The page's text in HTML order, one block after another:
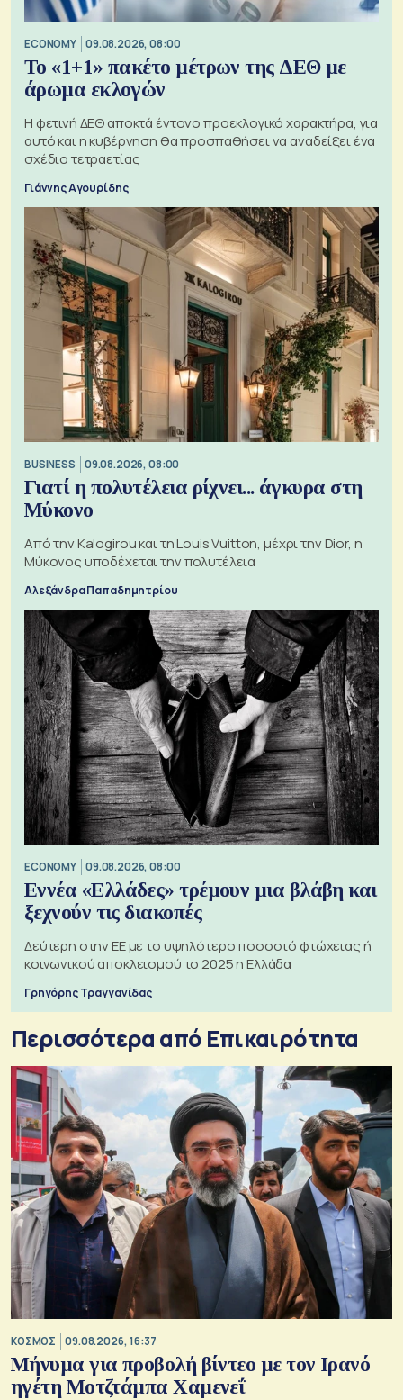
ECONOMY 09.08.2026, 08:00
Το «1+1» πακέτο μέτρων της ΔΕΘ με
άρωμα εκλογών
Η φετινή ΔΕΘ αποκτά έντονο προεκλογικό χαρακτήρα, για
αυτό και η κυβέρνηση θα προσπαθήσει να αναδείξει ένα
σχέδιο τετραετίας
Γιάννης Αγουρίδης
BUSINESS 09.08.2026, 08:00
Γιατί η πολυτέλεια ρίχνει... άγκυρα στη
Μύκονο
Από την Kalogirou και τη Louis Vuitton, μέχρι την Dior, η
Μύκονος υποδέχεται την πολυτέλεια
Αλεξάνδρα Παπαδημητρίου
ECONOMY 09.08.2026, 08:00
Εννέα «Ελλάδες» τρέμουν μια βλάβη και
ξεχνούν τις διακοπές
Δεύτερη στην ΕΕ με το υψηλότερο ποσοστό φτώχειας ή
κοινωνικού αποκλεισμού το 2025 η Ελλάδα
Γρηγόρης Τραγγανίδας
Περισσότερα από Επικαιρότητα
ΚΟΣΜΟΣ 09.08.2026, 16:37
Μήνυμα για προβολή βίντεο με τον Ιρανό
ηγέτη Μοτζτάμπα Χαμενεΐ